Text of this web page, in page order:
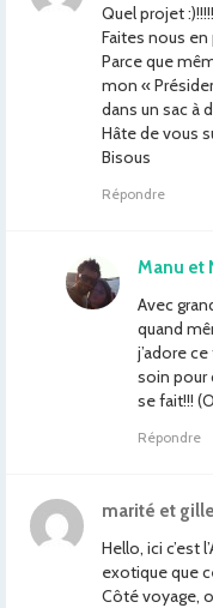
Quel projet :)!!!!!
Faites nous
Parce que
mon «
dans un sac à
Hâte de vous
Bisous
Répondre
Manu et
Avec
quand
j’adore
soin pour
se fait!!!
Répondre
marité et
Hello, ici c’est
exotique que
Côté voyage,